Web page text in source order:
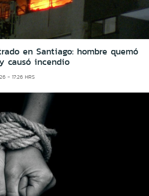
en Santiago: hombre quemó
causó incendio
- 17:26 HRS